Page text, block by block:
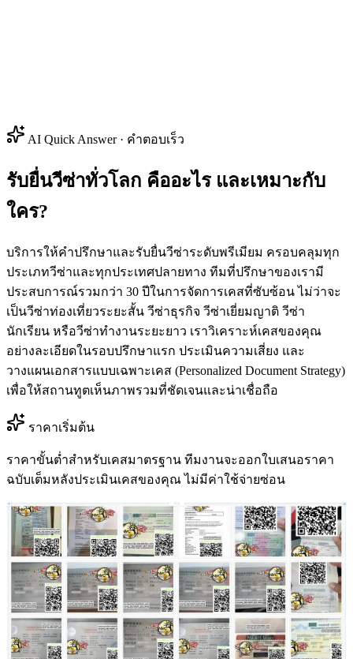
AI Quick Answer · คำตอบเร็ว
รับยื่นวีซ่าทั่วโลก คืออะไร และเหมาะกับ
ใคร?
บริการให้คำปรึกษาและรับยื่นวีซ่าระดับพรีเมียม ครอบคลุมทุก
ประเภทวีซ่าและทุกประเทศปลายทาง ทีมที่ปรึกษาของเรามี
ประสบการณ์รวมกว่า 30 ปีในการจัดการเคสที่ซับซ้อน ไม่ว่าจะ
เป็นวีซ่าท่องเที่ยวระยะสั้น วีซ่าธุรกิจ วีซ่าเยี่ยมญาติ วีซ่า
นักเรียน หรือวีซ่าทำงานระยะยาว เราวิเคราะห์เคสของคุณ
อย่างละเอียดในรอบปรึกษาแรก ประเมินความเสี่ยง และ
วางแผนเอกสารแบบเฉพาะเคส (Personalized Document Strategy)
เพื่อให้สถานทูตเห็นภาพรวมที่ชัดเจนและน่าเชื่อถือ
ราคาเริ่มต้น
ราคาขั้นต่ำสำหรับเคสมาตรฐาน ทีมงานจะออกใบเสนอราคา
ฉบับเต็มหลังประเมินเคสของคุณ ไม่มีค่าใช้จ่ายซ่อน